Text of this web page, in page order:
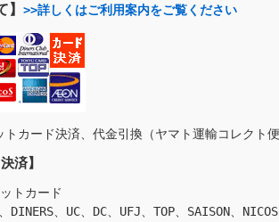
>>詳しくはご利用案内をご覧ください
カード決済、代金引換（ヤマト運輸コレクト
済】
トカード
DINERS、UC、DC、UFJ、TOP、SAISON、NICOS